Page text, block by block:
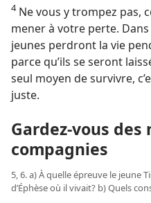
4Ne vous y trompez pas,
mener à votre perte.
jeunes perdront la vie
parce qu’ils se seront
seul moyen de survivre,
juste.
Gardez-​vous des
compagnies
5, 6. a) À quelle épreuve le jeune
d’Éphèse où il vivait? b) Quels